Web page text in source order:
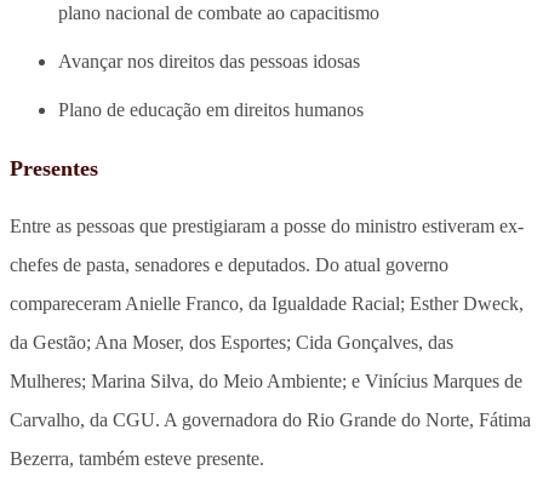
plano nacional de combate ao capacitismo
Avançar nos direitos das pessoas idosas
Plano de educação em direitos humanos
Presentes
Entre as pessoas que prestigiaram a posse do ministro estiveram ex-
chefes de pasta, senadores e deputados. Do atual governo
compareceram Anielle Franco, da Igualdade Racial; Esther Dweck,
da Gestão; Ana Moser, dos Esportes; Cida Gonçalves, das
Mulheres; Marina Silva, do Meio Ambiente; e Vinícius Marques de
Carvalho, da CGU. A governadora do Rio Grande do Norte, Fátima
Bezerra, também esteve presente.